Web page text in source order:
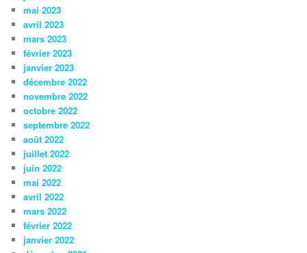
mai 2023
avril 2023
mars 2023
février 2023
janvier 2023
décembre 2022
novembre 2022
octobre 2022
septembre 2022
août 2022
juillet 2022
juin 2022
mai 2022
avril 2022
mars 2022
février 2022
janvier 2022